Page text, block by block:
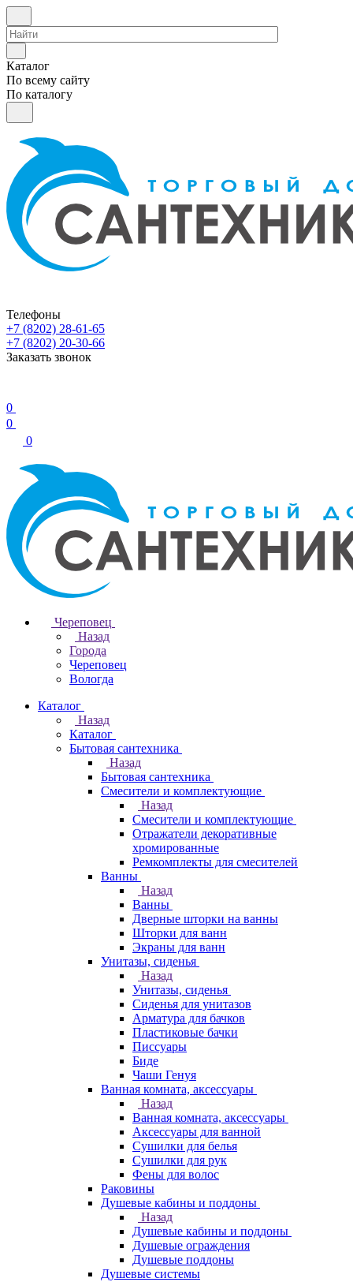
Каталог
По всему сайту
По каталогу
Телефоны
+7 (8202) 28‑61-65
+7 (8202) 20‑30-66
Заказать звонок
0
0
0
Череповец
Назад
Города
Череповец
Вологда
Каталог
Назад
Каталог
Бытовая сантехника
Назад
Бытовая сантехника
Смесители и комплектующие
Назад
Смесители и комплектующие
Отражатели декоративные
хромированные
Ремкомплекты для смесителей
Ванны
Назад
Ванны
Дверные шторки на ванны
Шторки для ванн
Экраны для ванн
Унитазы, сиденья
Назад
Унитазы, сиденья
Сиденья для унитазов
Арматура для бачков
Пластиковые бачки
Писсуары
Биде
Чаши Генуя
Ванная комната, аксессуары
Назад
Ванная комната, аксессуары
Аксессуары для ванной
Сушилки для белья
Сушилки для рук
Фены для волос
Раковины
Душевые кабины и поддоны
Назад
Душевые кабины и поддоны
Душевые ограждения
Душевые поддоны
Душевые системы